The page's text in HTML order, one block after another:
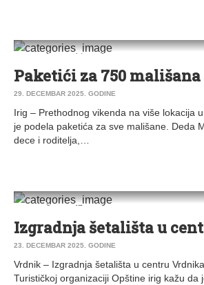
DRUŠTVO VESTI IRIG
Paketići za 750
29. DECEMBAR 2025. GODINE
Irig – Prethodnog vikenda na više lokacija
je podela paketića za sve mališane. Deda
dece i roditelja,…
DRUŠTVO VESTI VRDNIK
Izgradnja šetališta u
23. DECEMBAR 2025. GODINE
Vrdnik – Izgradnja šetališta u centru
Turističkoj organizaciji Opštine irig kažu da